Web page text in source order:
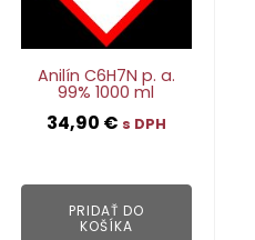
Anilín C6H7N p. a.
99% 1000 ml
34,90 € s DPH
PRIDAŤ DO
KOŠÍKA